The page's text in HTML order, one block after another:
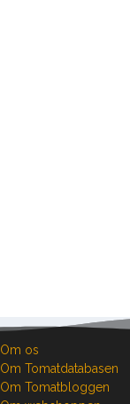
Om os
Om Tomatdatabasen
Om Tomatbloggen